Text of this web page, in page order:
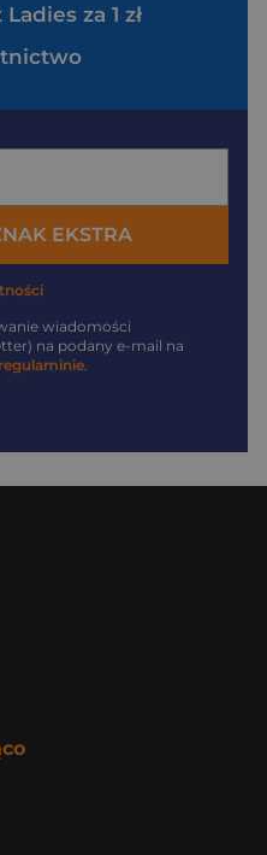
za 1 zł
EKSTRA
wiadomości
na podany e-mail na
regulaminie